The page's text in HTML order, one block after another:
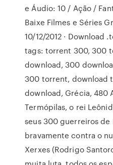
e Áudio: 10 / Ação /
Baixe Filmes e Séries
10/12/2012 · Download
tags: torrent 300, 300
download, 300
300 torrent, download
download, Grécia, 480
Termópilas, o rei
seus 300 guerreiros de
bravamente contra o
Xerxes (Rodrigo